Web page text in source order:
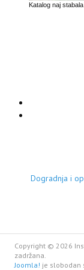
Katalog naj stabala
Dogradnja i
Copyright © 2026
zadržana.
Joomla! je slobodan